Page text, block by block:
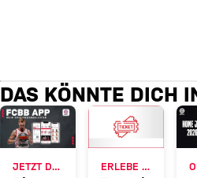
DAS KÖNNTE DICH
JETZT DOWNLOADEN ERLEBE DEN FCBB